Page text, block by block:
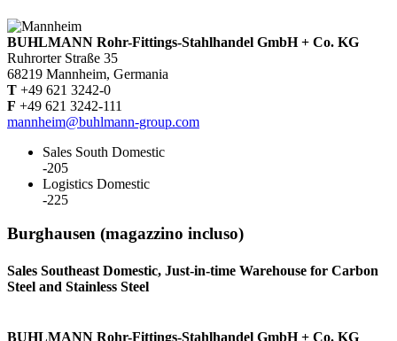
BUHLMANN Rohr-Fittings-Stahlhandel GmbH + Co. KG
Ruhrorter Straße 35
68219 Mannheim, Germania
T +49 621 3242-0
F +49 621 3242-111
mannheim@buhlmann-group.com
Sales South Domestic
-205
Logistics Domestic
-225
Burghausen (magazzino incluso)
Sales Southeast Domestic, Just-in-time Warehouse for Carbon
Steel and Stainless Steel
BUHLMANN Rohr-Fittings-Stahlhandel GmbH + Co. KG